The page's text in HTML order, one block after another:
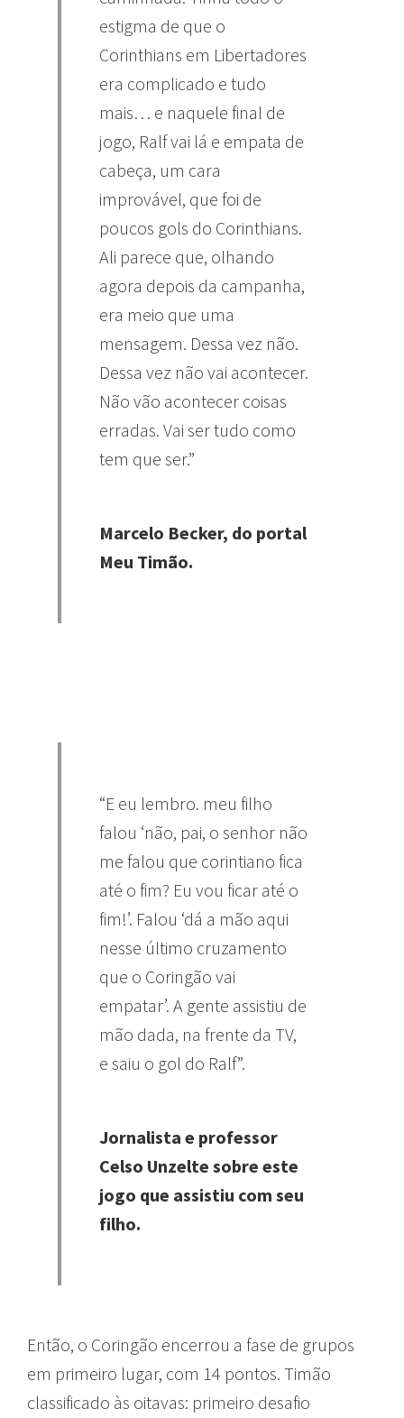
estigma de que o
Corinthians em Libertadores
era complicado e tudo
mais… e naquele final de
jogo, Ralf vai lá e empata de
cabeça, um cara
improvável, que foi de
poucos gols do Corinthians.
Ali parece que, olhando
agora depois da campanha,
era meio que uma
mensagem. Dessa vez não.
Dessa vez não vai acontecer.
Não vão acontecer coisas
erradas. Vai ser tudo como
tem que ser.”
Marcelo Becker, do portal
Meu Timão.
“E eu lembro. meu filho
falou ‘não, pai, o senhor não
me falou que corintiano fica
até o fim? Eu vou ficar até o
fim!’. Falou ‘dá a mão aqui
nesse último cruzamento
que o Coringão vai
empatar’. A gente assistiu de
mão dada, na frente da TV,
e saiu o gol do Ralf”.
Jornalista e professor
Celso Unzelte sobre este
jogo que assistiu com seu
filho.
Então, o Coringão encerrou a fase de grupos
em primeiro lugar, com 14 pontos. Timão
classificado às oitavas: primeiro desafio